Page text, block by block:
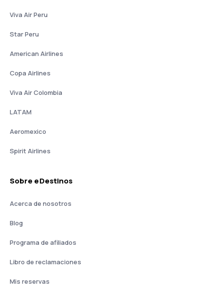
Viva Air Peru
Star Peru
American Airlines
Copa Airlines
Viva Air Colombia
LATAM
Aeromexico
Spirit Airlines
Sobre eDestinos
Acerca de nosotros
Blog
Programa de afiliados
Libro de reclamaciones
Mis reservas